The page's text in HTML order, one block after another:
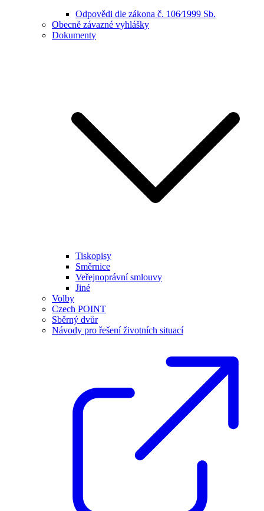
Odpovědi dle zákona č. 106⁄1999 Sb.
Obecně závazné vyhlášky
Dokumenty
Tiskopisy
Směrnice
Veřejnoprávní smlouvy
Jiné
Volby
Czech POINT
Sběrný dvůr
Návody pro řešení životních situací